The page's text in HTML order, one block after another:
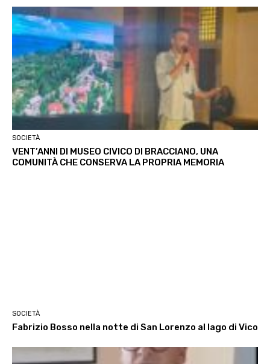
SOCIETÀ
VENT’ANNI DI MUSEO CIVICO DI BRACCIANO, UNA
COMUNITÀ CHE CONSERVA LA PROPRIA MEMORIA
SOCIETÀ
Fabrizio Bosso nella notte di San Lorenzo al lago di Vico